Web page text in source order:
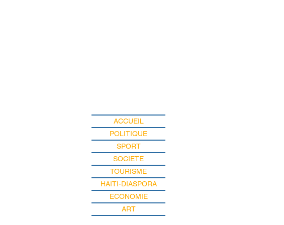
ACCUEIL
POLITIQUE
SPORT
SOCIETE
TOURISME
HAITI-DIASPORA
ECONOMIE
ART